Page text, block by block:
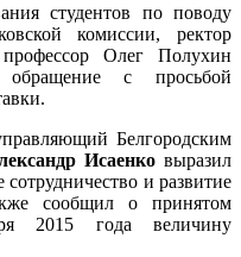
студентов по поводу
комиссии, ректор
профессор Олег Полухин
обращение с просьбой
Белгородским
Исаенко выразил
сотрудничество и развитие
сообщил о принятом
2015 года величину